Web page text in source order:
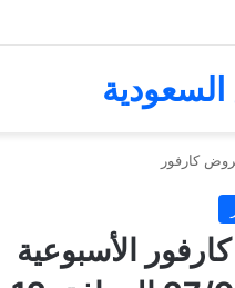
كارفور
الأسبوعية